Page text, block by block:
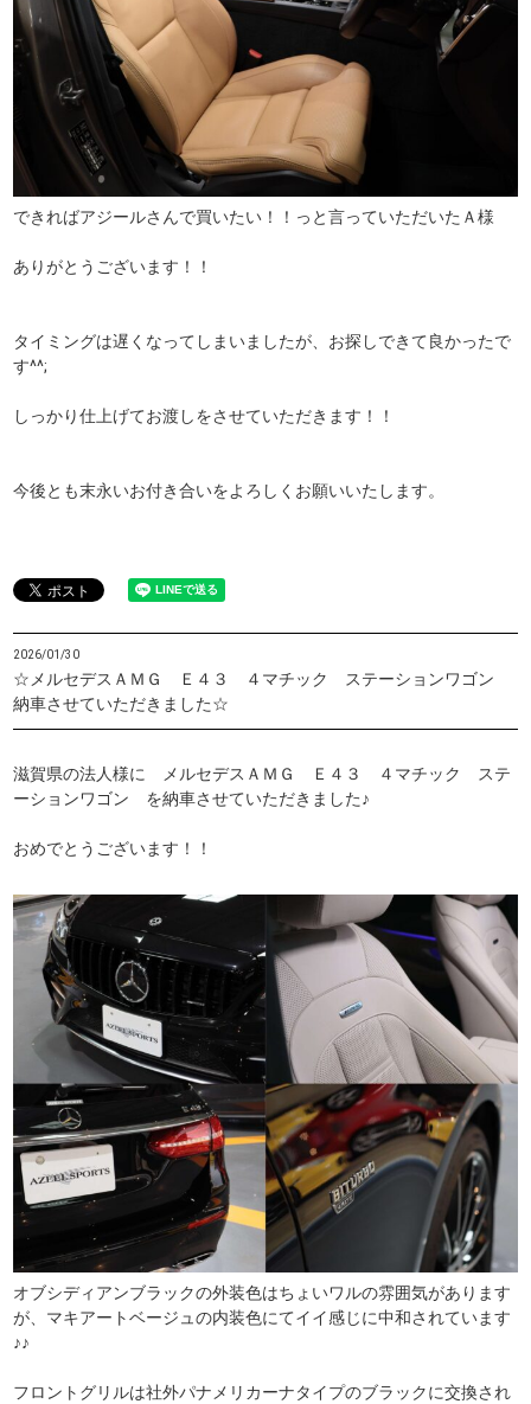
できればアジールさんで買いたい！！っと言っていただいたＡ様
ありがとうございます！！
タイミングは遅くなってしまいましたが、お探しできて良かったで
す^^;
しっかり仕上げてお渡しをさせていただきます！！
今後とも末永いお付き合いをよろしくお願いいたします。
2026/01/30
☆メルセデスＡＭＧ Ｅ４３ ４マチック ステーションワゴン
納車させていただきました☆
滋賀県の法人様に メルセデスＡＭＧ Ｅ４３ ４マチック ステ
ーションワゴン を納車させていただきました♪
おめでとうございます！！
オブシディアンブラックの外装色はちょいワルの雰囲気があります
が、マキアートベージュの内装色にてイイ感じに中和されています
♪♪
フロントグリルは社外パナメリカーナタイプのブラックに交換され